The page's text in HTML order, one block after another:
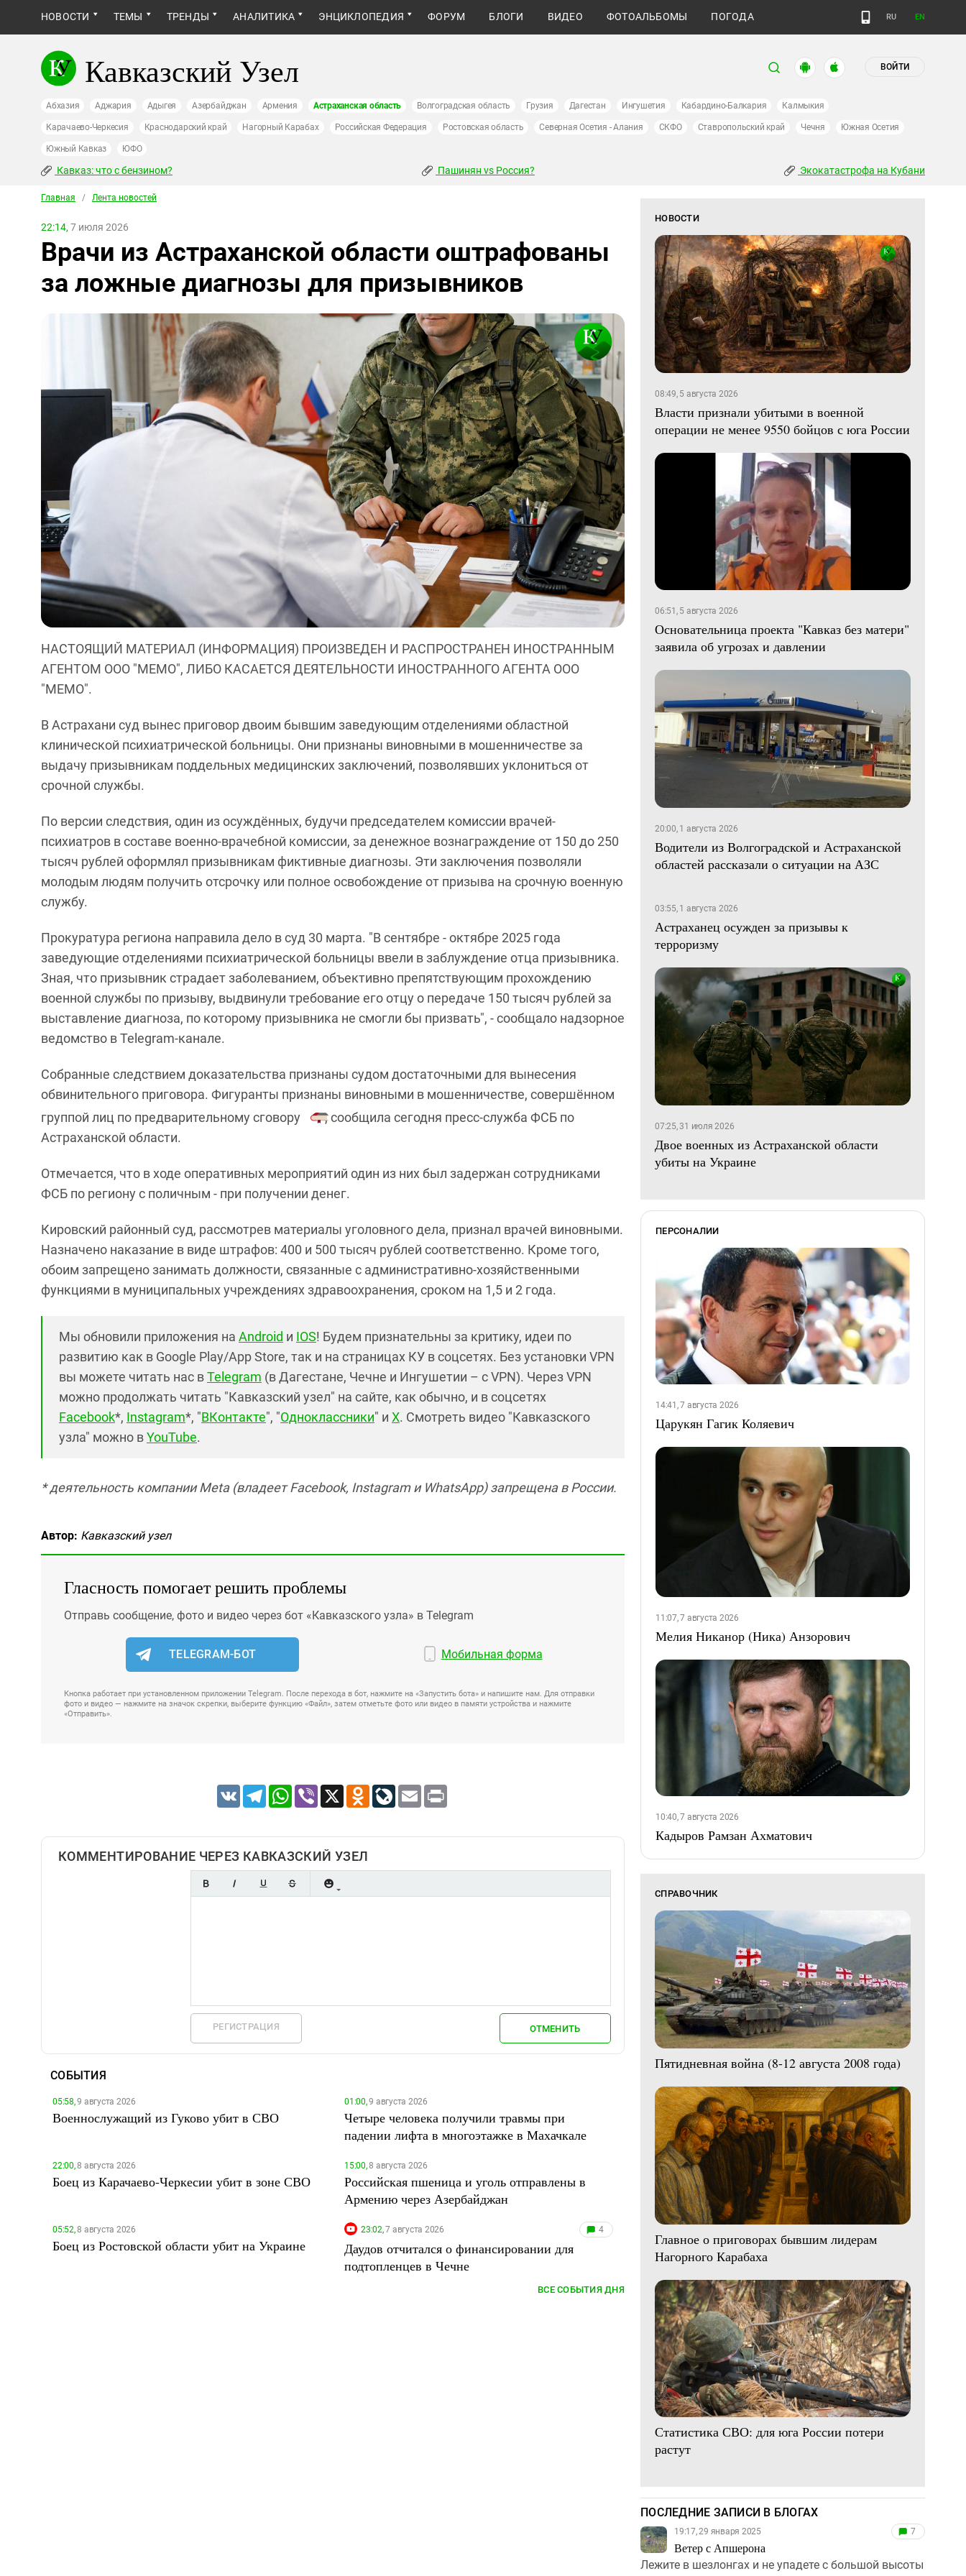
НОВОСТИ ТЕМЫ ТРЕНДЫ АНАЛИТИКА ЭНЦИКЛОПЕДИЯ ФОРУМ БЛОГИ ВИДЕО ФОТОАЛЬБОМЫ ПОГОДА RU EN
Кавказский Узел ВОЙТИ
Абхазия Аджария Адыгея Азербайджан Армения Астраханская область Волгоградская область Грузия Дагестан Ингушетия Кабардино-Балкария Калмыкия
Карачаево-Черкесия Краснодарский край Нагорный Карабах Российская Федерация Ростовская область Северная Осетия - Алания СКФО Ставропольский край Чечня Южная Осетия
Южный Кавказ ЮФО
Кавказ: что с бензином? Пашинян vs Россия? Экокатастрофа на Кубани
Главная / Лента новостей
22:14, 7 июля 2026
Врачи из Астраханской области оштрафованы
за ложные диагнозы для призывников
НАСТОЯЩИЙ МАТЕРИАЛ (ИНФОРМАЦИЯ) ПРОИЗВЕДЕН И РАСПРОСТРАНЕН ИНОСТРАННЫМ
АГЕНТОМ ООО "МЕМО", ЛИБО КАСАЕТСЯ ДЕЯТЕЛЬНОСТИ ИНОСТРАННОГО АГЕНТА ООО
"МЕМО".
В Астрахани суд вынес приговор двоим бывшим заведующим отделениями областной
клинической психиатрической больницы. Они признаны виновными в мошенничестве за
выдачу призывникам поддельных медицинских заключений, позволявших уклониться от
срочной службы.
По версии следствия, один из осуждённых, будучи председателем комиссии врачей-
психиатров в составе военно-врачебной комиссии, за денежное вознаграждение от 150 до 250
тысяч рублей оформлял призывникам фиктивные диагнозы. Эти заключения позволяли
молодым людям получить отсрочку или полное освобождение от призыва на срочную военную
службу.
Прокуратура региона направила дело в суд 30 марта. "В сентябре - октябре 2025 года
заведующие отделениями психиатрической больницы ввели в заблуждение отца призывника.
Зная, что призывник страдает заболеванием, объективно препятствующим прохождению
военной службы по призыву, выдвинули требование его отцу о передаче 150 тысяч рублей за
выставление диагноза, по которому призывника не смогли бы призвать", - сообщало надзорное
ведомство в Telegram-канале.
Собранные следствием доказательства признаны судом достаточными для вынесения
обвинительного приговора. Фигуранты признаны виновными в мошенничестве, совершённом
группой лиц по предварительному сговору
, сообщила сегодня пресс-служба ФСБ по
Астраханской области.
Отмечается, что в ходе оперативных мероприятий один из них был задержан сотрудниками
ФСБ по региону с поличным - при получении денег.
Кировский районный суд, рассмотрев материалы уголовного дела, признал врачей виновными.
Назначено наказание в виде штрафов: 400 и 500 тысяч рублей соответственно. Кроме того,
обоим запрещено занимать должности, связанные с административно-хозяйственными
функциями в муниципальных учреждениях здравоохранения, сроком на 1,5 и 2 года.
Мы обновили приложения на Android и IOS! Будем признательны за критику, идеи по
развитию как в Google Play/App Store, так и на страницах КУ в соцсетях. Без установки VPN
вы можете читать нас вTelegram (в Дагестане, Чечне и Ингушетии – с VPN). Через VPN
можно продолжать читать "Кавказский узел" на сайте, как обычно, и в соцсетях
Facebook*, Instagram*, "ВКонтакте", "Одноклассники" и X. Смотреть видео "Кавказского
узла" можно вYouTube.
* деятельность компании Meta (владеет Facebook, Instagram и WhatsApp) запрещена в России.
Автор: Кавказский узел
Гласность помогает решить проблемы
Отправь сообщение, фото и видео через бот «Кавказского узла» в Telegram
TELEGRAM-БОТ Мобильная форма
Кнопка работает при установленном приложении Telegram. После перехода в бот, нажмите на «Запустить бота» и напишите нам. Для отправки
фото и видео — нажмите на значок скрепки, выберите функцию «Файл», затем отметьте фото или видео в памяти устройства и нажмите
«Отправить».
VK TelegramWhatsApp
Viber X Odnoklassniki
LiveJournal
Email
КОММЕНТИРОВАНИЕ ЧЕРЕЗ КАВКАЗСКИЙ УЗЕЛ
РЕГИСТРАЦИЯ ОТМЕНИТЬ
СОБЫТИЯ
05:58,9 августа 2026
Военнослужащий из Гуково убит в СВО
01:00,9 августа 2026
Четыре человека получили травмы при
падении лифта в многоэтажке в Махачкале
22:00,8 августа 2026
Боец из Карачаево-Черкесии убит в зоне СВО
15:00,8 августа 2026
Российская пшеница и уголь отправлены в
Армению через Азербайджан
05:52,8 августа 2026
Боец из Ростовской области убит на Украине
23:02,7 августа 2026 4
Даудов отчитался о финансировании для
подтопленцев в Чечне
ВСЕ СОБЫТИЯ ДНЯ
НОВОСТИ
08:49, 5 августа 2026
Власти признали убитыми в военной
операции не менее 9550 бойцов с юга России
06:51, 5 августа 2026
Основательница проекта "Кавказ без матери"
заявила об угрозах и давлении
20:00, 1 августа 2026
Водители из Волгоградской и Астраханской
областей рассказали о ситуации на АЗС
03:55, 1 августа 2026
Астраханец осужден за призывы к
терроризму
07:25, 31 июля 2026
Двое военных из Астраханской области
убиты на Украине
ПЕРСОНАЛИИ
14:41, 7 августа 2026
Царукян Гагик Коляевич
11:07, 7 августа 2026
Мелия Никанор (Ника) Анзорович
10:40, 7 августа 2026
Кадыров Рамзан Ахматович
СПРАВОЧНИК
Пятидневная война (8-12 августа 2008 года)
Главное о приговорах бывшим лидерам
Нагорного Карабаха
Статистика СВО: для юга России потери
растут
ПОСЛЕДНИЕ ЗАПИСИ В БЛОГАХ
19:17, 29 января 2025
Ветер с Апшерона
7
Лежите в шезлонгах и не упадете с большой высоты